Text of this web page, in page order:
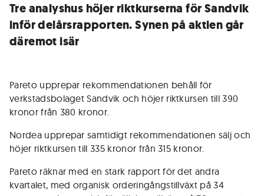
Tre analyshus höjer riktkurserna för Sandvik
inför delårsrapporten. Synen på aktien går
däremot isär
Pareto upprepar rekommendationen behåll för
verkstadsbolaget Sandvik och höjer riktkursen till 390
kronor från 380 kronor.
Nordea upprepar samtidigt rekommendationen sälj och
höjer riktkursen till 335 kronor från 315 kronor.
Pareto räknar med en stark rapport för det andra
kvartalet, med organisk orderingångstillväxt på 34